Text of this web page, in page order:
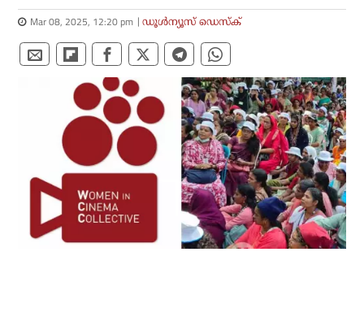
Mar 08, 2025, 12:20 pm ഡൂള്‍ന്യൂസ് ഡെസ്‌ക്